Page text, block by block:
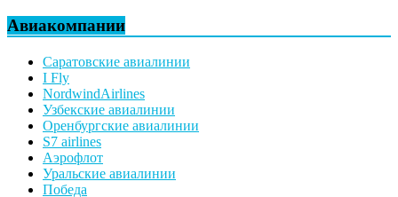
Авиакомпании
Саратовские авиалинии
I Fly
NordwindAirlines
Узбекские авиалинии
Оренбургские авиалинии
S7 airlines
Аэрофлот
Уральские авиалинии
Победа